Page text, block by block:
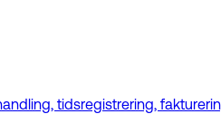
tidsregistrering,